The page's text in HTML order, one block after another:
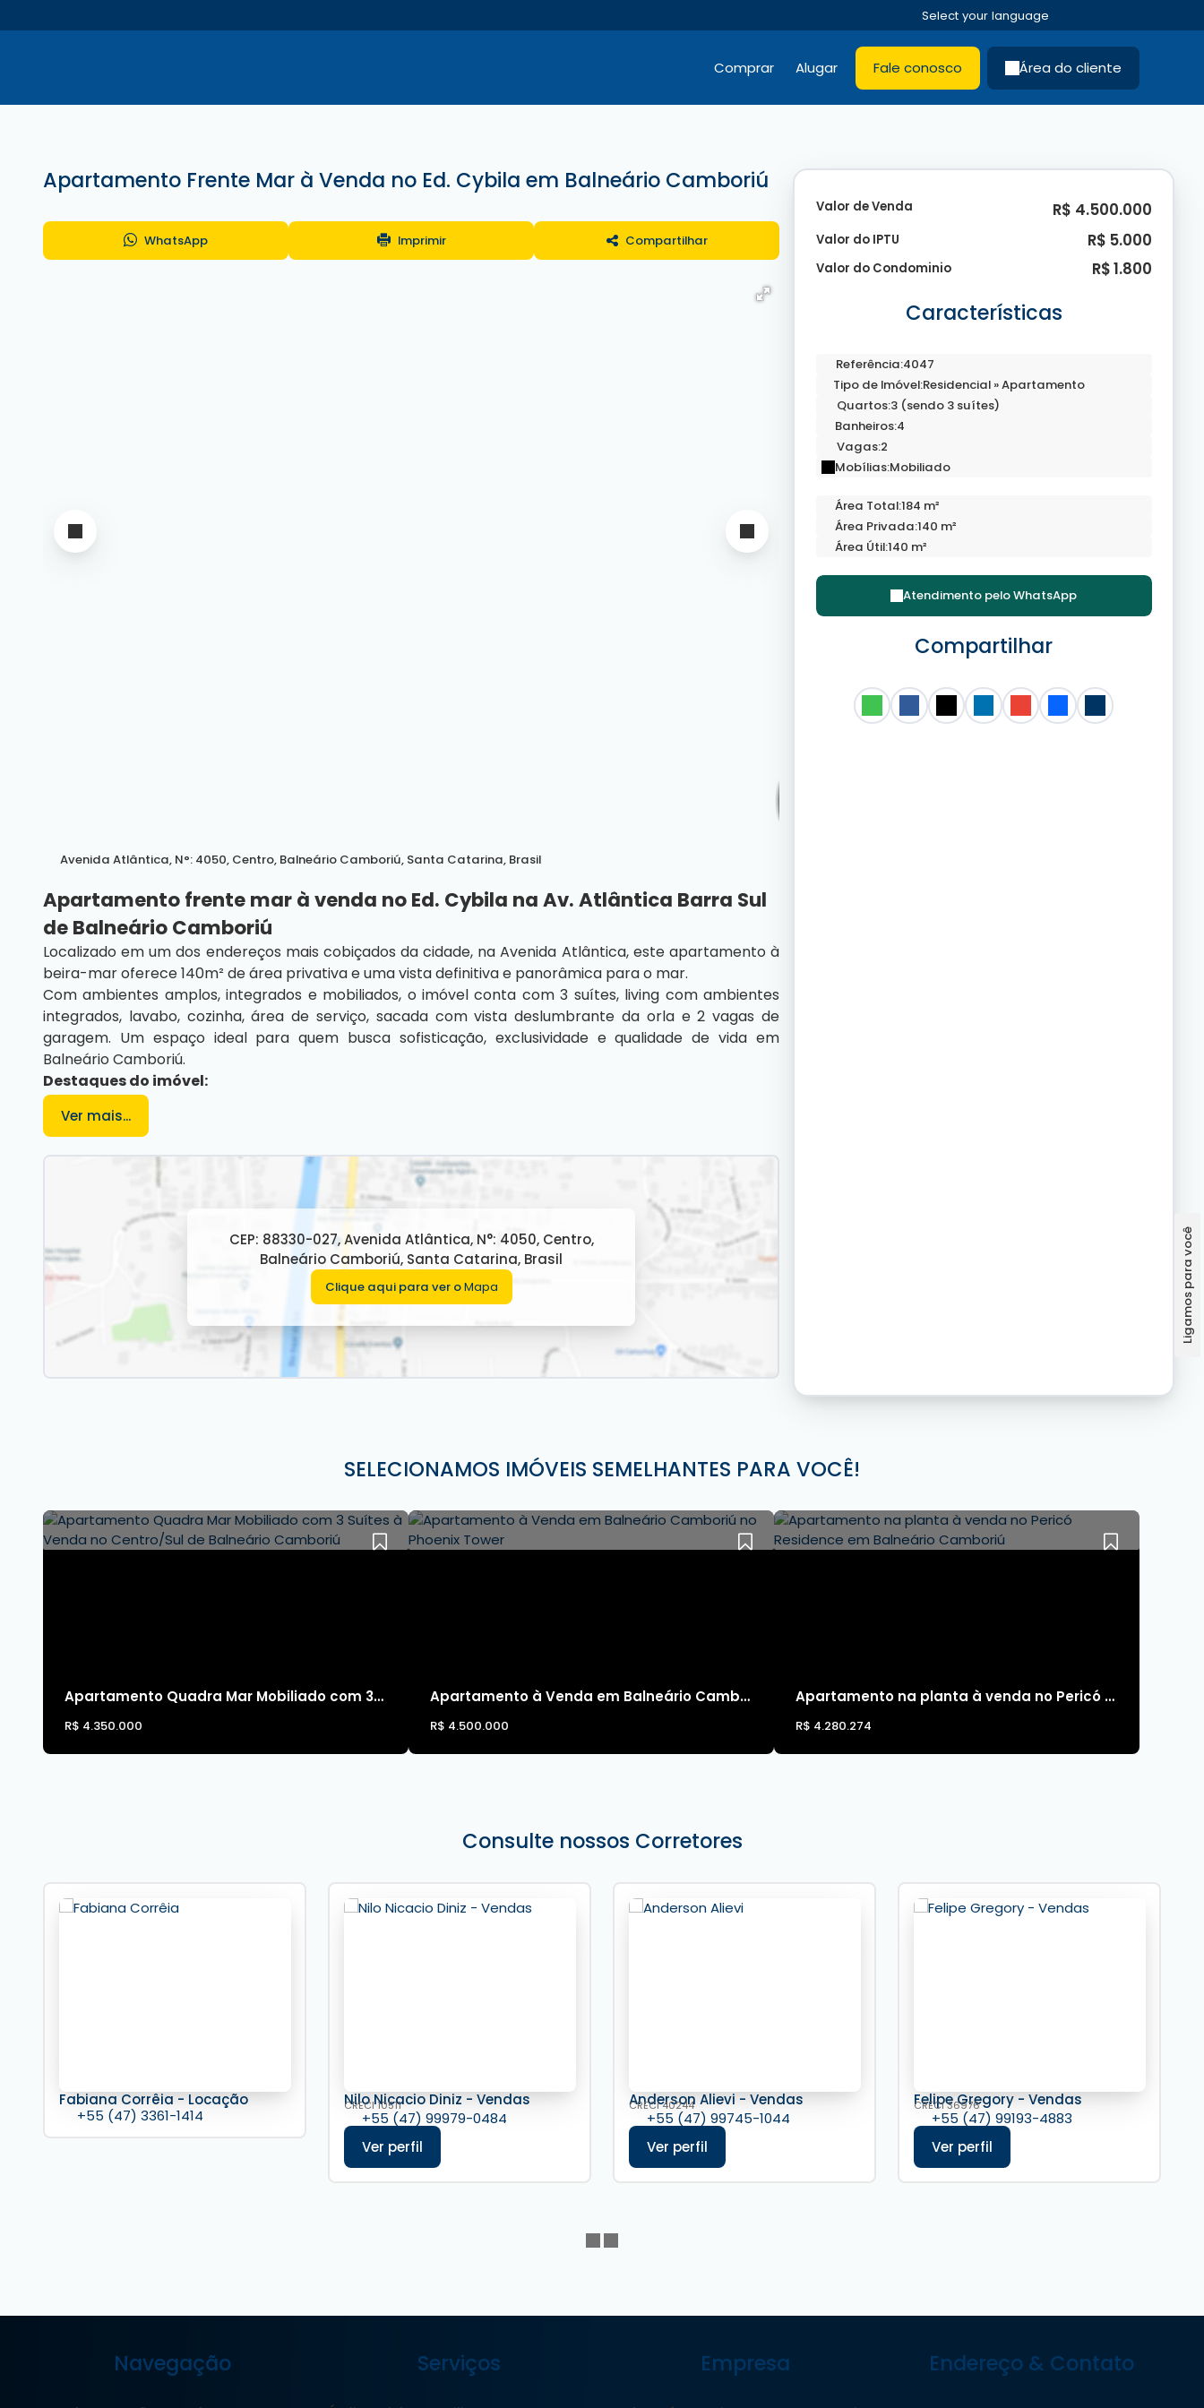
Área do cliente
Fale conosco
Alugar
Comprar
Apartamento Frente Mar à Venda no Ed. Cybila em Balneário Camboriú
WhatsApp Imprimir Compartilhar
Avenida Atlântica, N°: 4050, Centro, Balneário Camboriú, Santa Catarina, Brasil
Apartamento frente mar à venda no Ed. Cybila na Av. Atlântica Barra Sul
de Balneário Camboriú
Localizado em um dos endereços mais cobiçados da cidade, na Avenida Atlântica, este apartamento à
beira-mar oferece 140m² de área privativa e uma vista definitiva e panorâmica para o mar.
Com ambientes amplos, integrados e mobiliados, o imóvel conta com 3 suítes, living com ambientes
integrados, lavabo, cozinha, área de serviço, sacada com vista deslumbrante da orla e 2 vagas de
garagem. Um espaço ideal para quem busca sofisticação, exclusividade e qualidade de vida em
Balneário Camboriú.
Destaques do imóvel:
Lavabo
Área de serviço
Sacada ampla com churrasqueira e vista panorâmica do mar
2 vagas de garagem
140m² de área privativa
Mobiliado
Entrada de serviço exclusiva
Infraestrutura do empreendimento:
Salão de festas
Para mais informações, contate a
imobiliária Desc Imóveis em Balneário Camboriú.
Ver mais...
CEP: 88330-027,Avenida Atlântica, N°: 4050, Centro,
Balneário Camboriú, Santa Catarina, Brasil
Clique aqui para ver oMapa
R$ 4.500.000
Valor de Venda
Valor do IPTU
R$ 5.000
Valor do Condominio R$1.800
Características
Referência:4047
Tipo de Imóvel:Residencial »Apartamento
Quartos:3 (sendo 3 suítes)
Banheiros:4
Vagas:2
Mobílias:Mobiliado
Área Total:184 m²
Área Privada:140 m²
Área Útil:140 m²
Atendimento peloWhatsApp
Compartilhar
SELECIONAMOS IMÓVEIS SEMELHANTES PARA VOCÊ!
Apartamento Quadra Mar Mobiliado com 3 Suítes à Venda no Centro/Sul de Balneário Camboriú
R$ 4.350.000
Apartamento à Venda em Balneário Camboriú no Phoenix Tower
R$ 4.500.000
Apartamento na planta à venda no Pericó Residence em Balneário Camboriú
R$ 4.280.274
Consulte nossos Corretores
Fabiana Corrêia - Locação
+55 (47) 3361-1414
Nilo Nicacio Diniz - Vendas
CRECI10511
+55 (47) 99979-0484
Anderson Alievi - Vendas
CRECI40244
+55 (47) 99745-1044
Felipe Gregory - Vendas
CRECI36976
+55 (47) 99193-4883
Navegação Serviços Empresa Endereço & Contato